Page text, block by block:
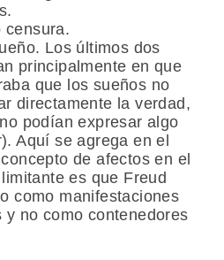
censura.
Los últimos dos
principalmente en que
que los sueños no
directamente la verdad,
podían expresar algo
Aquí se agrega en el
de afectos en el
es que Freud
como manifestaciones
y no como contenedores